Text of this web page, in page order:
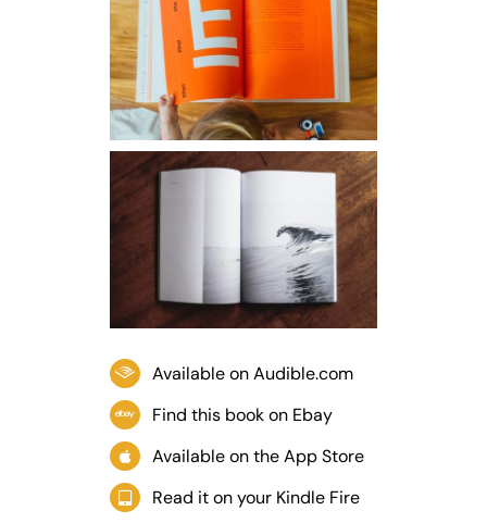
Available on Audible.com
Find this book on Ebay
Available on the App Store
Read it on your Kindle Fire